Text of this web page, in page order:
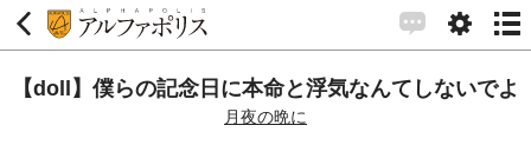
【doll】僕らの記念日に本命と浮気なんてしないでよ
月夜の晩に